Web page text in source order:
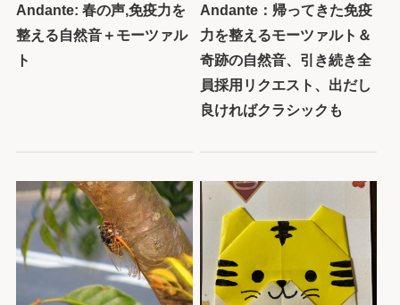
Andante: 春の声,免疫力を
整える自然音＋モーツァル
ト
Andante：帰ってきた免疫
力を整えるモーツァルト＆
奇跡の自然音、引き続き全
員採用リクエスト、出だし
良ければクラシックも